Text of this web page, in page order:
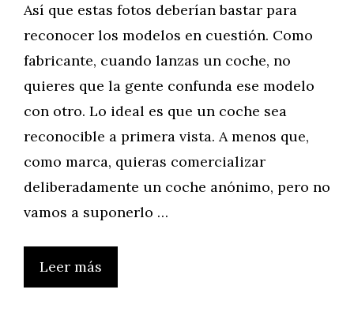
Así que estas fotos deberían bastar para
reconocer los modelos en cuestión. Como
fabricante, cuando lanzas un coche, no
quieres que la gente confunda ese modelo
con otro. Lo ideal es que un coche sea
reconocible a primera vista. A menos que,
como marca, quieras comercializar
deliberadamente un coche anónimo, pero no
vamos a suponerlo …
Leer más